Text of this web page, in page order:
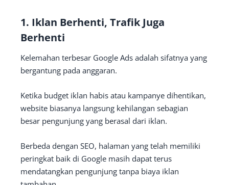
1. Iklan Berhenti, Trafik Juga
Berhenti
Kelemahan terbesar Google Ads adalah sifatnya yang
bergantung pada anggaran.
Ketika budget iklan habis atau kampanye dihentikan,
website biasanya langsung kehilangan sebagian
besar pengunjung yang berasal dari iklan.
Berbeda dengan SEO, halaman yang telah memiliki
peringkat baik di Google masih dapat terus
mendatangkan pengunjung tanpa biaya iklan